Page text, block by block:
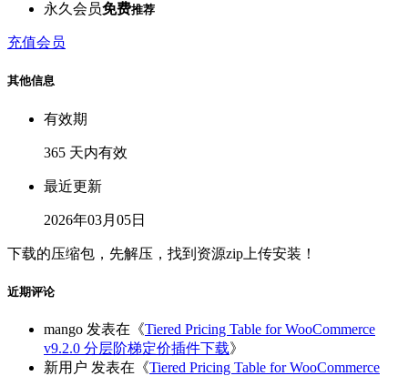
永久会员免费推荐
充值会员
其他信息
有效期
365 天内有效
最近更新
2026年03月05日
下载的压缩包，先解压，找到资源zip上传安装！
近期评论
mango 发表在《Tiered Pricing Table for WooCommerce
v9.2.0 分层阶梯定价插件下载》
新用户 发表在《Tiered Pricing Table for WooCommerce